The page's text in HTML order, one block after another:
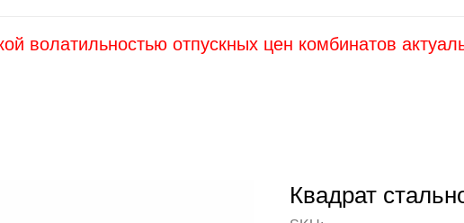
волатильностью отпускных цен комбинатов
Квадрат